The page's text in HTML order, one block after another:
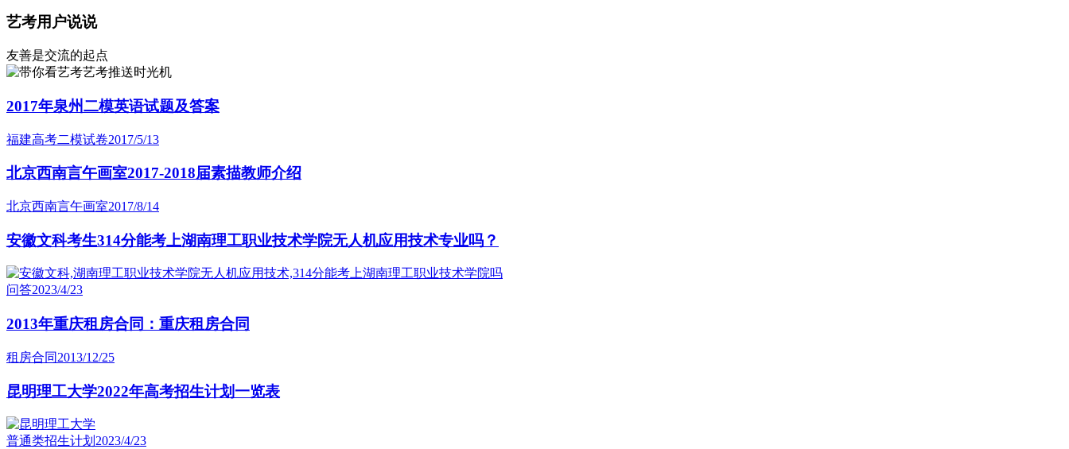
艺考用户说说
友善是交流的起点
艺考推送时光机
2017年泉州二模英语试题及答案
福建高考二模试卷2017/5/13
北京西南言午画室2017-2018届素描教师介绍
北京西南言午画室2017/8/14
安徽文科考生314分能考上湖南理工职业技术学院无人机应用技术专业吗？
问答2023/4/23
2013年重庆租房合同：重庆租房合同
租房合同 2013/12/25
昆明理工大学2022年高考招生计划一览表
普通类招生计划 2023/4/23